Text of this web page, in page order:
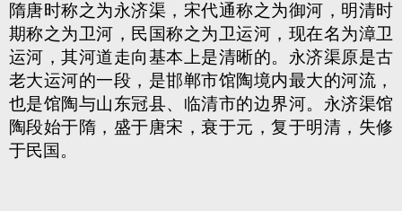
隋唐时称之为永济渠，宋代通称之为御河，明清时
期称之为卫河，民国称之为卫运河，现在名为漳卫
运河，其河道走向基本上是清晰的。永济渠原是古
老大运河的一段，是邯郸市馆陶境内最大的河流，
也是馆陶与山东冠县、临清市的边界河。永济渠馆
陶段始于隋，盛于唐宋，衰于元，复于明清，失修
于民国。